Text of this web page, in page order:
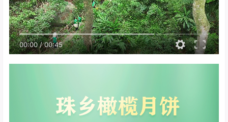
00:00/00:45